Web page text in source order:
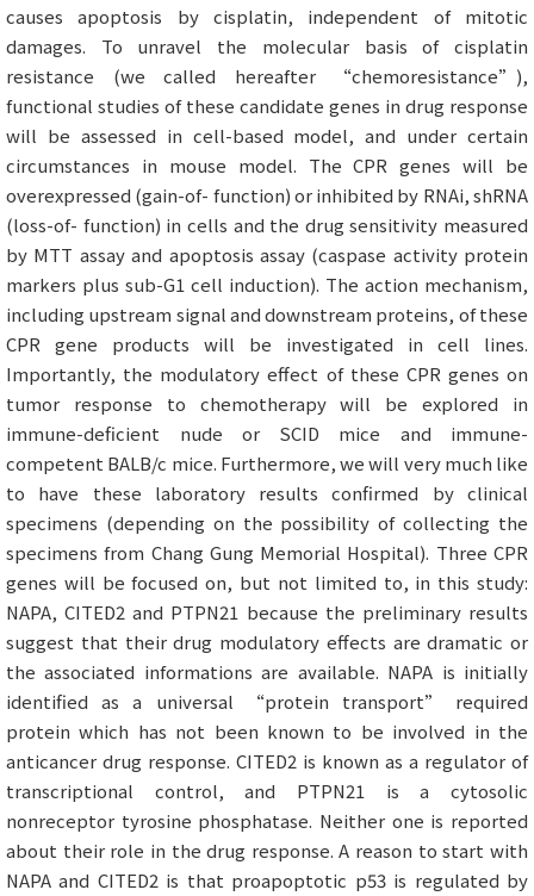
causes apoptosis by cisplatin, independent of mitotic
damages. To unravel the molecular basis of cisplatin
resistance (we called hereafter “chemoresistance”),
functional studies of these candidate genes in drug response
will be assessed in cell-based model, and under certain
circumstances in mouse model. The CPR genes will be
overexpressed (gain-of- function) or inhibited by RNAi, shRNA
(loss-of- function) in cells and the drug sensitivity measured
by MTT assay and apoptosis assay (caspase activity protein
markers plus sub-G1 cell induction). The action mechanism,
including upstream signal and downstream proteins, of these
CPR gene products will be investigated in cell lines.
Importantly, the modulatory effect of these CPR genes on
tumor response to chemotherapy will be explored in
immune-deficient nude or SCID mice and immune-
competent BALB/c mice. Furthermore, we will very much like
to have these laboratory results confirmed by clinical
specimens (depending on the possibility of collecting the
specimens from Chang Gung Memorial Hospital). Three CPR
genes will be focused on, but not limited to, in this study:
NAPA, CITED2 and PTPN21 because the preliminary results
suggest that their drug modulatory effects are dramatic or
the associated informations are available. NAPA is initially
identified as a universal “protein transport” required
protein which has not been known to be involved in the
anticancer drug response. CITED2 is known as a regulator of
transcriptional control, and PTPN21 is a cytosolic
nonreceptor tyrosine phosphatase. Neither one is reported
about their role in the drug response. A reason to start with
NAPA and CITED2 is that proapoptotic p53 is regulated by